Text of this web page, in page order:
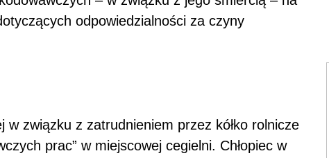
odpowiedzialności za czyny
w związku z zatrudnieniem przez kółko rolnicze
prac” w miejscowej cegielni. Chłopiec w